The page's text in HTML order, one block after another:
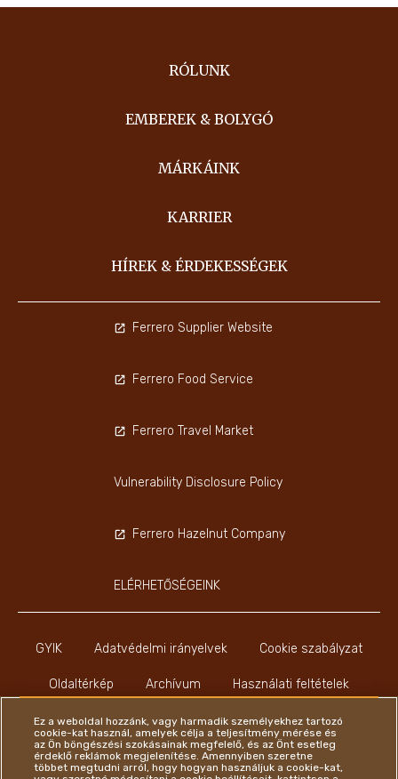
RÓLUNK
EMBEREK & BOLYGÓ
MÁRKÁINK
KARRIER
HÍREK & ÉRDEKESSÉGEK
GYIK Adatvédelmi irányelvek Cookie szabályzat
Oldaltérkép Archívum Használati feltételek
Impresszum
Ferrero Supplier Website
Ferrero Food Service
Ferrero Travel Market
Vulnerability Disclosure Policy
Ferrero Hazelnut Company
ELÉRHETŐSÉGEINK
Ez a weboldal hozzánk, vagy harmadik személyekhez tartozó
cookie-kat használ, amelyek célja a teljesítmény mérése és
az Ön böngészési szokásainak megfelelő, és az Önt esetleg
érdeklő reklámok megjelenítése. Amennyiben szeretne
többet megtudni arról, hogy hogyan használjuk a cookie-kat,